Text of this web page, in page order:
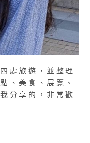
處旅遊，並整理
、美食、展覽、
分享的，非常歡